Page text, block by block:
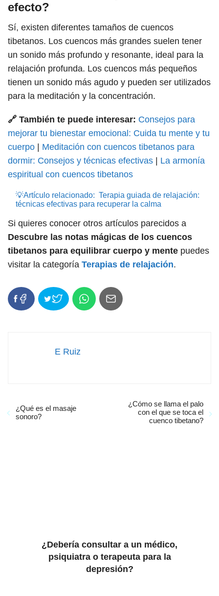
efecto?
Sí, existen diferentes tamaños de cuencos
tibetanos. Los cuencos más grandes suelen tener
un sonido más profundo y resonante, ideal para la
relajación profunda. Los cuencos más pequeños
tienen un sonido más agudo y pueden ser utilizados
para la meditación y la concentración.
🔗 También te puede interesar: Consejos para
mejorar tu bienestar emocional: Cuida tu mente y tu
cuerpo
Meditación con cuencos tibetanos para
dormir: Consejos y técnicas efectivas
La armonía
espiritual con cuencos tibetanos
💡Artículo relacionado: Terapia guiada de relajación:
técnicas efectivas para recuperar la calma
Si quieres conocer otros artículos parecidos a
Descubre las notas mágicas de los cuencos
tibetanos para equilibrar cuerpo y mente puedes
visitar la categoría Terapias de relajación.
E Ruiz
¿Qué es el masaje
sonoro?
¿Cómo se llama el palo
con el que se toca el
cuenco tibetano?
¿Debería consultar a un médico,
psiquiatra o terapeuta para la
depresión?